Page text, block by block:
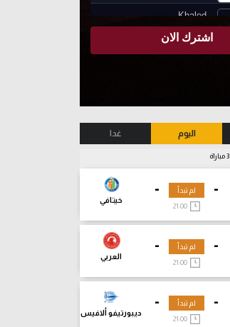
اليوم غدا
-
-
خيتافي
لم تبدأ
-
-
العربي
لم تبدأ
-
-
ديبورتيفو ألافيس
لم تبدأ